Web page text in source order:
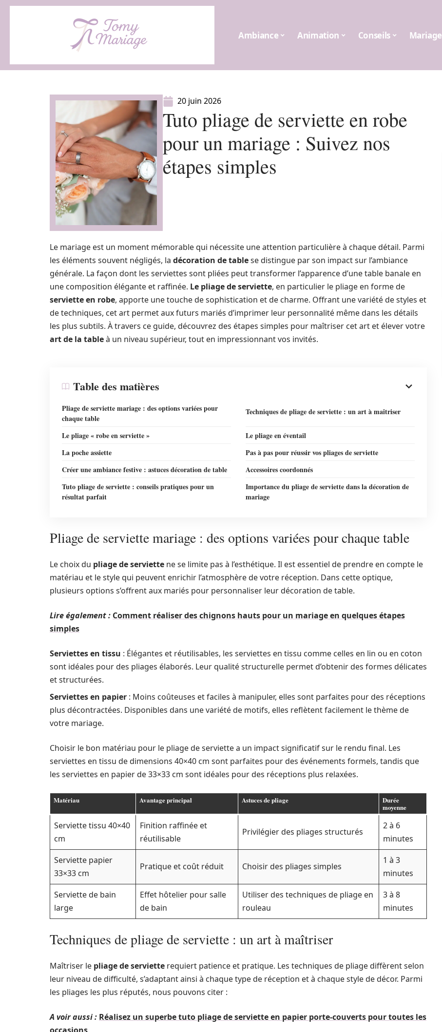
Ambiance Animation Conseils Mariage
20 juin 2026
Tuto pliage de serviette en robe
pour un mariage : Suivez nos
étapes simples
Le mariage est un moment mémorable qui nécessite une attention particulière à chaque détail. Parmi
les éléments souvent négligés, la décoration de tablese distingue par son impact sur l’ambiance
générale. La façon dont les serviettes sont pliées peut transformer l’apparence d’une table banale en
une composition élégante et raffinée. Le pliage de serviette, en particulier le pliage en forme de
serviette en robe, apporte une touche de sophistication et de charme. Offrant une variété de styles et
de techniques, cet art permet aux futurs mariés d’imprimer leur personnalité même dans les détails
les plus subtils. À travers ce guide, découvrez des étapes simples pour maîtriser cet art et élever votre
art de la tableà un niveau supérieur, tout en impressionnant vos invités.
Table des matières
Pliage de serviette mariage : des options variées pour
chaque table
Techniques de pliage de serviette : un art à maîtriser
Le pliage « robe en serviette »
Le pliage en éventail
La poche assiette
Pas à pas pour réussir vos pliages de serviette
Créer une ambiance festive : astuces décoration de table
Accessoires coordonnés
Tuto pliage de serviette : conseils pratiques pour un
résultat parfait
Importance du pliage de serviette dans la décoration de
mariage
Pliage de serviette mariage : des options variées pour chaque table
Le choix du pliage de serviette ne se limite pas à l’esthétique. Il est essentiel de prendre en compte le
matériau et le style qui peuvent enrichir l’atmosphère de votre réception. Dans cette optique,
plusieurs options s’offrent aux mariés pour personnaliser leur décoration de table.
Lire également : Comment réaliser des chignons hauts pour un mariage en quelques étapes
simples
Serviettes en tissu : Élégantes et réutilisables, les serviettes en tissu comme celles en lin ou en coton
sont idéales pour des pliages élaborés. Leur qualité structurelle permet d’obtenir des formes délicates
et structurées.
Serviettes en papier : Moins coûteuses et faciles à manipuler, elles sont parfaites pour des réceptions
plus décontractées. Disponibles dans une variété de motifs, elles reflètent facilement le thème de
votre mariage.
Choisir le bon matériau pour le pliage de serviette a un impact significatif sur le rendu final. Les
serviettes en tissu de dimensions 40×40 cm sont parfaites pour des événements formels, tandis que
les serviettes en papier de 33×33 cm sont idéales pour des réceptions plus relaxées.
Matériau Avantage principal Astuces de pliage Durée
moyenne
Serviette tissu 40×40
cm
Finition raffinée et
réutilisable
Privilégier des pliages structurés
2 à 6
minutes
Serviette papier
33×33 cm
Pratique et coût réduit Choisir des pliages simples
1 à 3
minutes
Serviette de bain
large
Effet hôtelier pour salle
de bain
Utiliser des techniques de pliage en
rouleau
3 à 8
minutes
Techniques de pliage de serviette : un art à maîtriser
Maîtriser le pliage de serviette requiert patience et pratique. Les techniques de pliage diffèrent selon
leur niveau de difficulté, s’adaptant ainsi à chaque type de réception et à chaque style de décor. Parmi
les pliages les plus réputés, nous pouvons citer :
A voir aussi : Réalisez un superbe tuto pliage de serviette en papier porte-couverts pour toutes les